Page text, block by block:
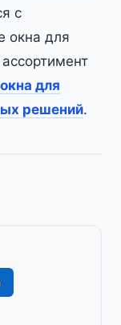
с
окна для
для
решений.